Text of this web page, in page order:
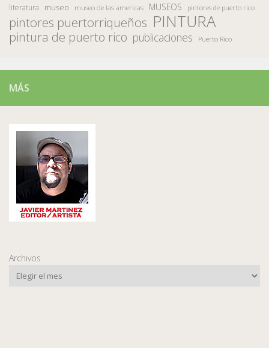
literatura museo museo de las americas MUSEOS pintores de puerto rico
pintores puertorriqueños PINTURA
pintura de puerto rico publicaciones Puerto Rico
MÁS
Archivos